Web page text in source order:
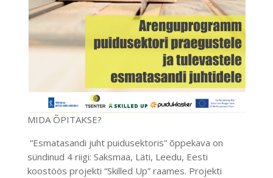
MIDA ÕPITAKSE?
“Esmatasandi juht puidusektoris” õppekava on
sündinud 4 riigi: Saksmaa, Läti, Leedu, Eesti
koostöös projekti “Skilled Up” raames. Projekti